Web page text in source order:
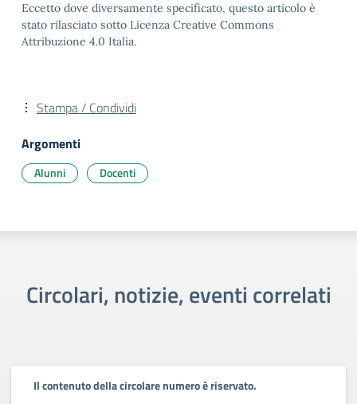
Eccetto dove diversamente specificato, questo articolo è
stato rilasciato sotto Licenza Creative Commons
Attribuzione 4.0 Italia.
Stampa / Condividi
Argomenti
Alunni Docenti
Circolari, notizie, eventi correlati
Il contenuto della circolare numero è riservato.